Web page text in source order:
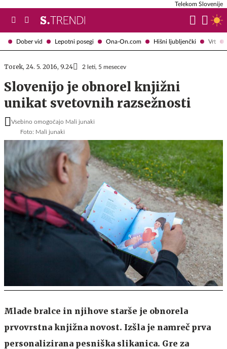
Dober vid Lepotni posegi Ona-On.com Hišni ljubljenčki Vrt
Telekom Slovenije
Torek, 24. 5. 2016, 9.24 2 leti, 5 mesecev
Slovenijo je obnorel knjižni
unikat svetovnih razsežnosti
Vsebino omogočajo Mali junaki
Foto: Mali junaki
Mlade bralce in njihove starše je obnorela
prvovrstna knjižna novost. Izšla je namreč prva
personalizirana pesniška slikanica. Gre za